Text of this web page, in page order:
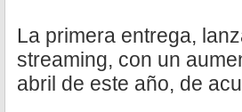
La primera entrega,
streaming, con un
abril de este año, de